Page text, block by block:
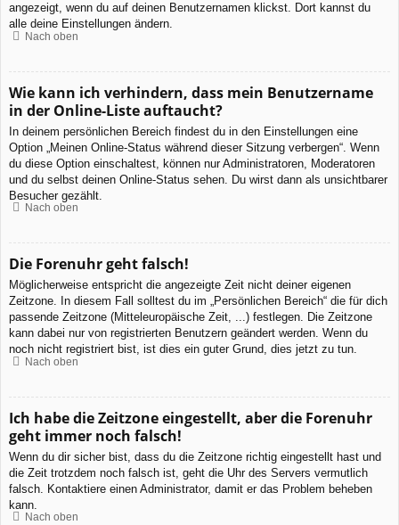
angezeigt, wenn du auf deinen Benutzernamen klickst. Dort kannst du
alle deine Einstellungen ändern.
Nach oben
Wie kann ich verhindern, dass mein Benutzername
in der Online-Liste auftaucht?
In deinem persönlichen Bereich findest du in den Einstellungen eine
Option „Meinen Online-Status während dieser Sitzung verbergen“. Wenn
du diese Option einschaltest, können nur Administratoren, Moderatoren
und du selbst deinen Online-Status sehen. Du wirst dann als unsichtbarer
Besucher gezählt.
Nach oben
Die Forenuhr geht falsch!
Möglicherweise entspricht die angezeigte Zeit nicht deiner eigenen
Zeitzone. In diesem Fall solltest du im „Persönlichen Bereich“ die für dich
passende Zeitzone (Mitteleuropäische Zeit, ...) festlegen. Die Zeitzone
kann dabei nur von registrierten Benutzern geändert werden. Wenn du
noch nicht registriert bist, ist dies ein guter Grund, dies jetzt zu tun.
Nach oben
Ich habe die Zeitzone eingestellt, aber die Forenuhr
geht immer noch falsch!
Wenn du dir sicher bist, dass du die Zeitzone richtig eingestellt hast und
die Zeit trotzdem noch falsch ist, geht die Uhr des Servers vermutlich
falsch. Kontaktiere einen Administrator, damit er das Problem beheben
kann.
Nach oben